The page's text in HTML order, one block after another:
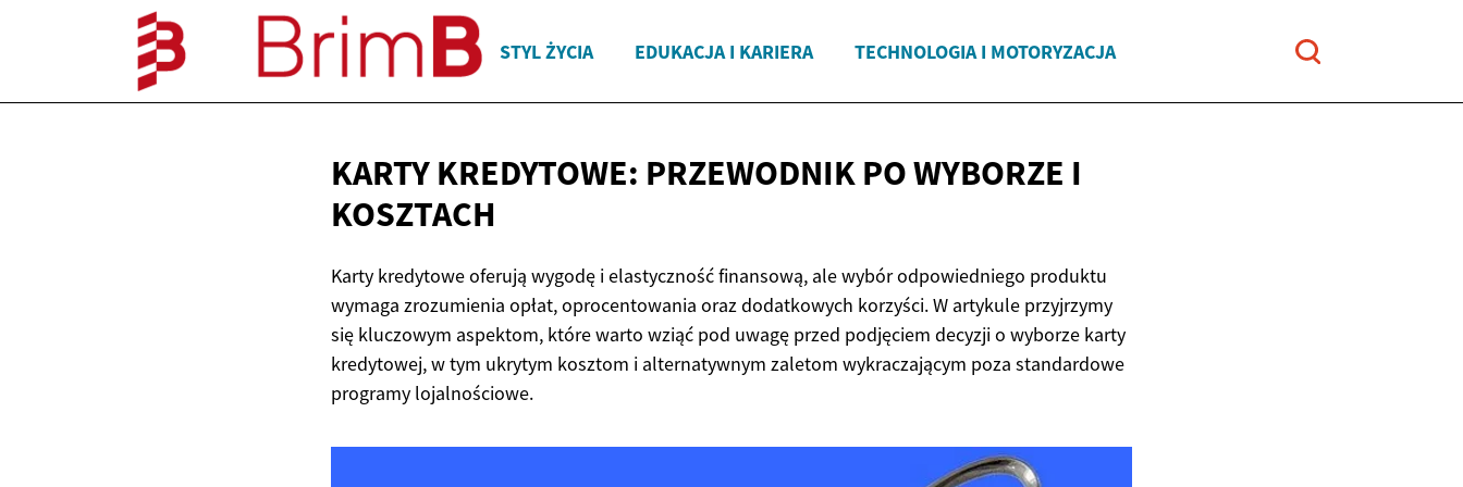
STYL ŻYCIA EDUKACJA I KARIERA TECHNOLOGIA I MOTORYZACJA
KARTY KREDYTOWE: PRZEWODNIK PO WYBORZE I
KOSZTACH
Karty kredytowe oferują wygodę i elastyczność finansową, ale wybór odpowiedniego produktu
wymaga zrozumienia opłat, oprocentowania oraz dodatkowych korzyści. W artykule przyjrzymy
się kluczowym aspektom, które warto wziąć pod uwagę przed podjęciem decyzji o wyborze karty
kredytowej, w tym ukrytym kosztom i alternatywnym zaletom wykraczającym poza standardowe
programy lojalnościowe.